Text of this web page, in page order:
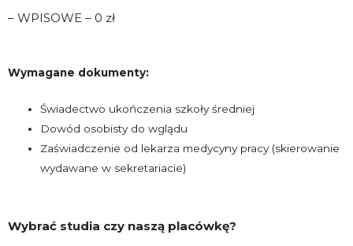
– WPISOWE – 0 zł
Wymagane dokumenty:
Świadectwo ukończenia szkoły średniej
Dowód osobisty do wglądu
Zaświadczenie od lekarza medycyny pracy (skierowanie
wydawane w sekretariacie)
Wybrać studia czy naszą placówkę?